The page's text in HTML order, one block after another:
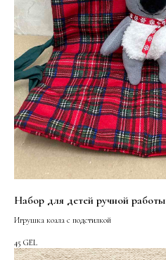
Набор для детей ручной работы
Игрушка коала с подстилкой
45 GEL